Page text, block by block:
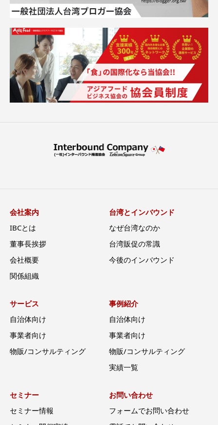
会社案内
IBCとは
董事長挨拶
会社概要
関係組織
台湾とインバウンド
なぜ台湾なのか
台湾販促の常識
今後のインバウンド
サービス
自治体向け
事業者向け
物販/コンサルティング
事例紹介
自治体向け
事業者向け
物販/コンサルティング
実績一覧
セミナー
セミナー情報
お問い合わせ
フォームでお問い合わせ